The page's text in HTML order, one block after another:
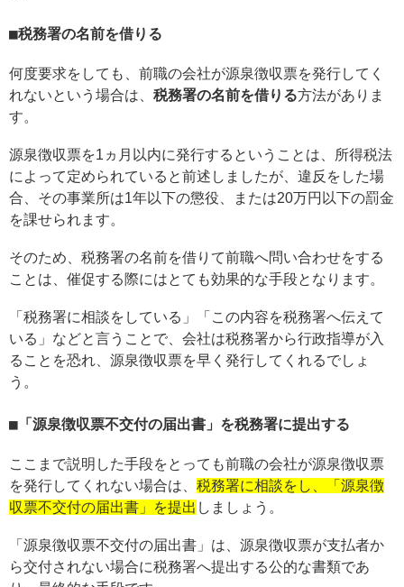
税務署の名前を借りる
何度要求をしても、前職の会社が源泉徴収票を発行してく
れないという場合は、 税務署の名前を借りる方法がありま
す。
源泉徴収票を1ヵ月以内に発行するということは、所得税法
によって定められていると前述しましたが、違反をした場
合、その事業所は1年以下の懲役、または20万円以下の罰金
を課せられます。
そのため、税務署の名前を借りて前職へ問い合わせをする
ことは、催促する際にはとても効果的な手段となります。
「税務署に相談をしている」「この内容を税務署へ伝えて
いる」などと言うことで、会社は税務署から行政指導が入
ることを恐れ、源泉徴収票を早く発行してくれるでしょ
う。
「源泉徴収票不交付の届出書」を税務署に提出する
ここまで説明した手段をとっても前職の会社が源泉徴収票
を発行してくれない場合は、 税務署に相談をし、「源泉徴
収票不交付の届出書」を提出 しましょう。
「源泉徴収票不交付の届出書」は、源泉徴収票が支払者か
ら交付されない場合に税務署へ提出する公的な書類であ